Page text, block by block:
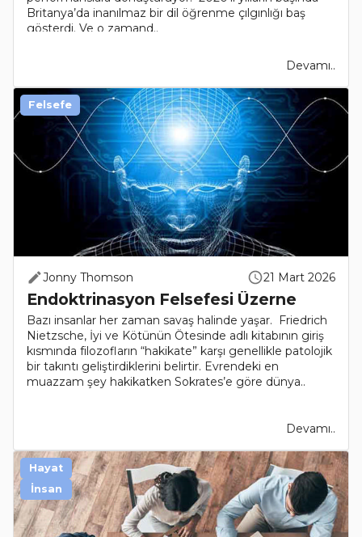
Britanya’da inanılmaz bir dil öğrenme çılgınlığı baş
gösterdi. Ve o zamand..
Devamı..
Jonny Thomson 21 Mart 2026
Endoktrinasyon Felsefesi Üzerne
Bazı insanlar her zaman savaş halinde yaşar. Friedrich
Nietzsche, İyi ve Kötünün Ötesinde adlı kitabının giriş
kısmında filozofların “hakikate” karşı genellikle patolojik
bir takıntı geliştirdiklerini belirtir. Evrendeki en
muazzam şey hakikatken Sokrates’e göre dünya..
Devamı..
Felsefe
Hayat
İnsan